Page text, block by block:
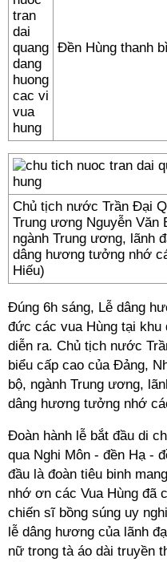
Đền Hùng thanh
Chủ tịch nước Trần Đại
Trung ương Nguyễn Văn
ngành Trung ương, lãnh
dâng hương tưởng nhớ
Hiếu)
Đúng 6h sáng, Lễ dâng
đức các vua Hùng tại
diễn ra. Chủ tịch nước
biểu cấp cao của Đảng,
bộ, ngành Trung ương,
dâng hương tưởng nhớ
Đoàn hành lễ bắt đầu di
qua Nghi Môn - đền Hạ -
đầu là đoàn tiêu binh
nhớ ơn các Vua Hùng đã
chiến sĩ bồng súng uy
lễ dâng hương của lãnh
nữ trong tà áo dài truyền